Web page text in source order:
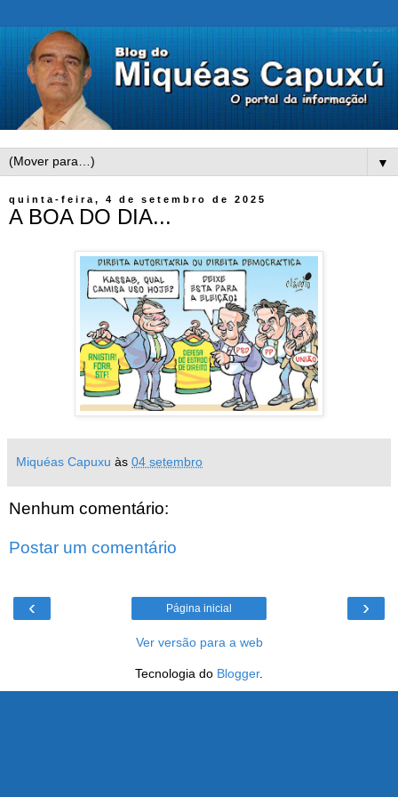
▼
quinta-feira, 4 de setembro de 2025
A BOA DO DIA...
Miquéas Capuxu às 04 setembro
Nenhum comentário:
Postar um comentário
‹ ›
Página inicial
Ver versão para a web
Tecnologia do Blogger.